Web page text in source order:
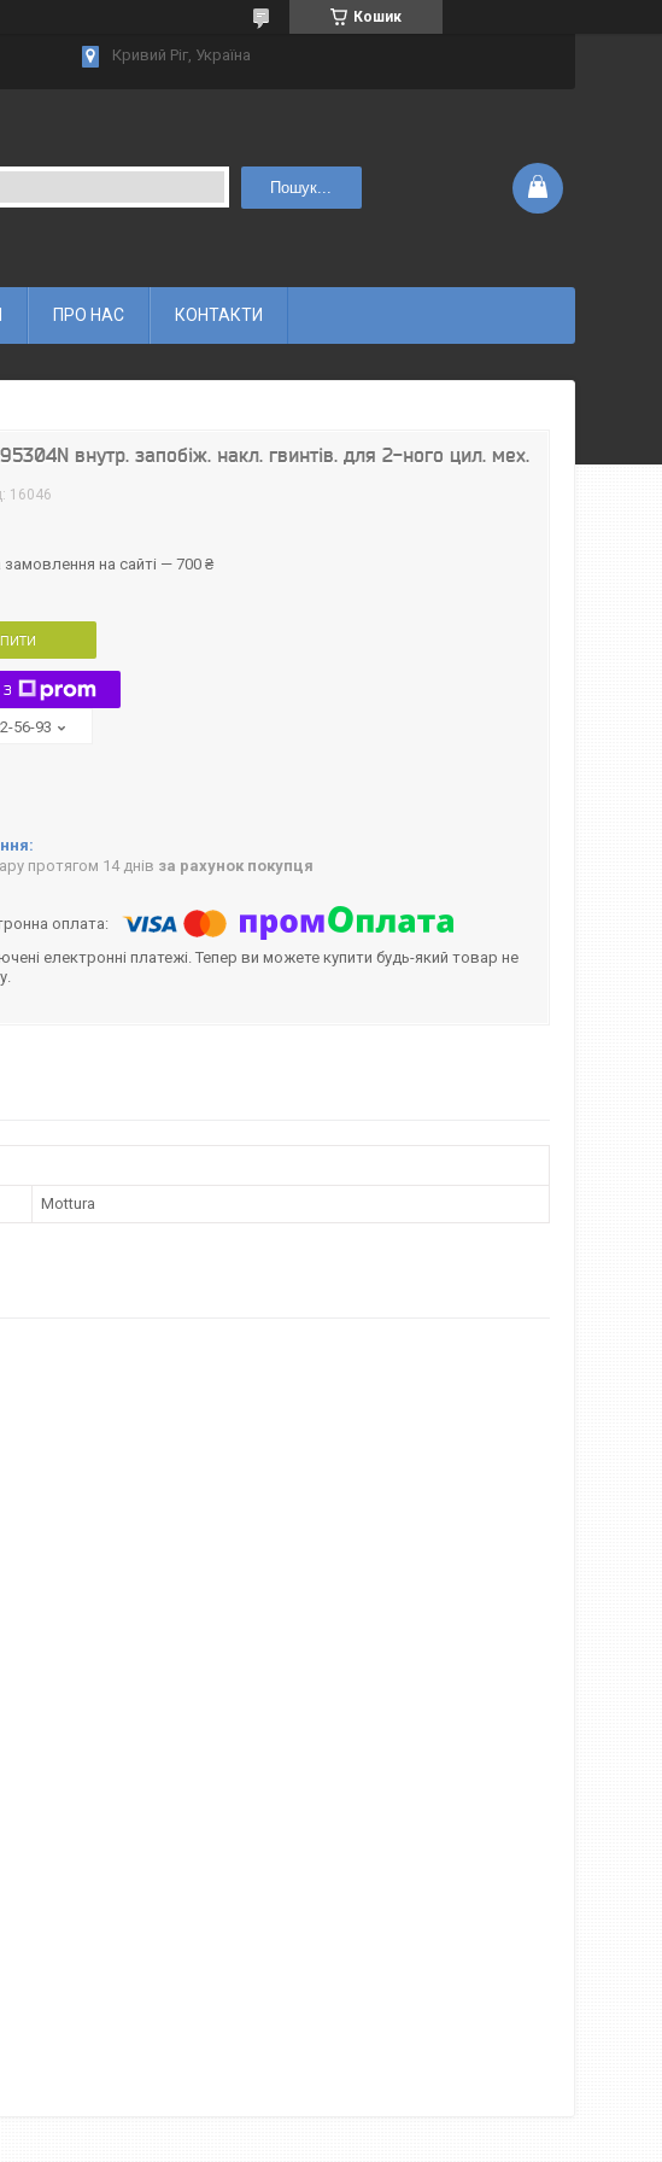
Кошик
Кривий Ріг, Україна
Пошук...
ПРО НАС КОНТАКТИ
внутр. запобіж. накл. гвинтів. для 2-ного цил. мех.
16046
замовлення на сайті — 700 ₴
56-93
протягом 14 днів за рахунок покупця
електронні платежі. Тепер ви можете купити будь-який товар не
Mottura